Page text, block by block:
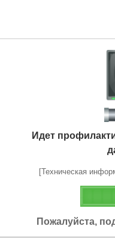
Идет
[Техническая
Пожалуйста,